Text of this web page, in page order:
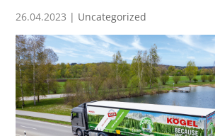
26.04.2023 | Uncategorized